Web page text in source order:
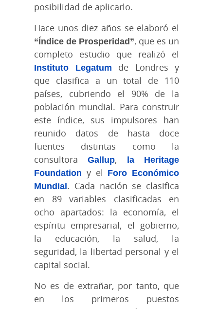
posibilidad de aplicarlo.
Hace unos diez años se elaboró el
“Índice de Prosperidad”, que es un
completo estudio que realizó el
Instituto Legatum
de Londres y
que clasifica a un total de 110
países, cubriendo el 90% de la
población mundial. Para construir
este índice, sus impulsores han
reunido datos de hasta doce
fuentes distintas como la
consultoraGallup, la Heritage
Foundation y el Foro Económico
Mundial. Cada nación se clasifica
en 89 variables clasificadas en
ocho apartados: la economía, el
espíritu empresarial, el gobierno,
la educación, la salud, la
seguridad, la libertad personal y el
capital social.
No es de extrañar, por tanto, que
en los primeros puestos